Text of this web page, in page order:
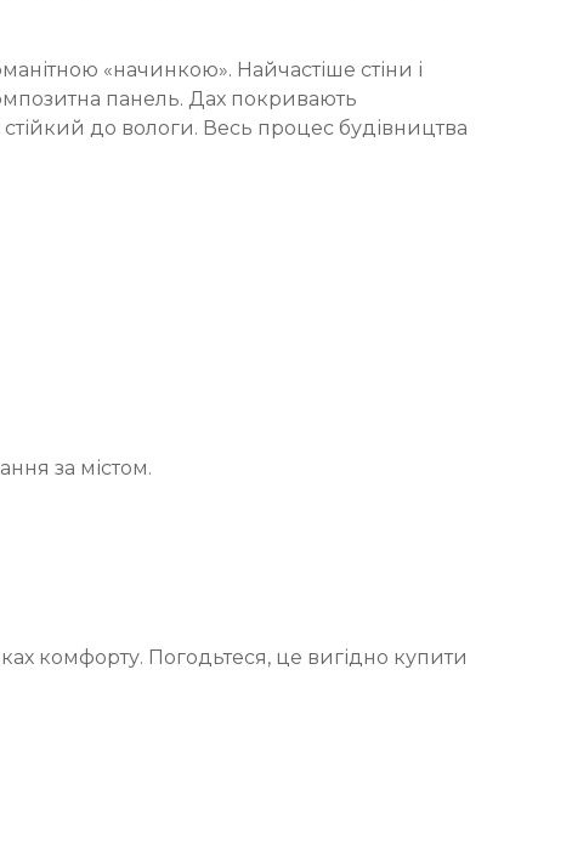
«начинкою». Найчастіше стіни і
панель. Дах покривають
до вологи. Весь процес будівництва
за містом.
комфорту. Погодьтеся, це вигідно купити